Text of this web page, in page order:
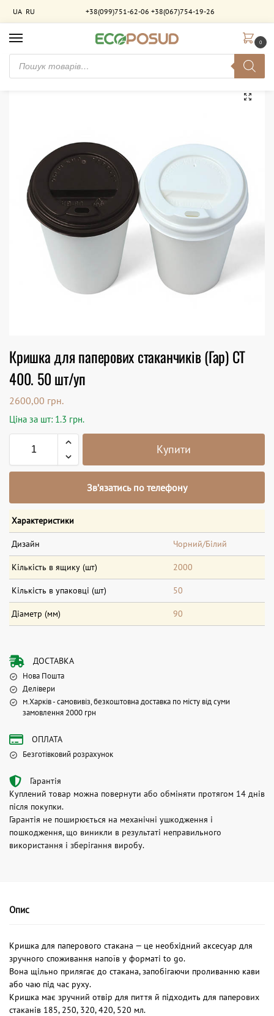
UA RU +38(099)751-62-06 +38(067)754-19-26
0
Головна / Кришки для стаканів Кришка для паперових стаканчиків (Гар) СТ 400. 50 шт/уп
Кришка для паперових стаканчиків (Гар) СТ
400. 50 шт/уп
2600,00 грн.
Ціна за шт: 1.3 грн.
Купити
Зв’язатись по телефону
Характеристики
Дизайн Чорний/Білий
Кількість в ящику (шт) 2000
Кількість в упаковці (шт) 50
Діаметр (мм) 90
ДОСТАВКА
Нова Пошта
Делівери
м.Харків - самовивіз, безкоштовна доставка по місту від суми
замовлення 2000 грн
ОПЛАТА
Безготівковий розрахунок
Гарантія
Куплений товар можна повернути або обміняти протягом 14 днів
після покупки.
Гарантія не поширюється на механічні ушкодження і
пошкодження, що виникли в результаті неправильного
використання і зберігання виробу.
Опис
Кришка для паперового стакана — це необхідний аксесуар для
зручного споживання напоїв у форматі to go.
Вона щільно прилягає до стакана, запобігаючи проливанню кави
або чаю під час руху.
Кришка має зручний отвір для пиття й підходить для паперових
стаканів 185, 250, 320, 420, 520 мл.